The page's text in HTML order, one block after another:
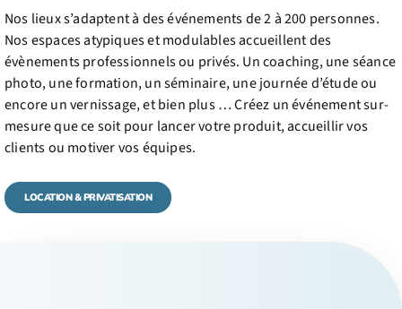
Nos lieux s’adaptent à des événements de 2 à 200 personnes.
Nos espaces atypiques et modulables accueillent des
évènements professionnels ou privés. Un coaching, une séance
photo, une formation, un séminaire, une journée d’étude ou
encore un vernissage, et bien plus … Créez un événement sur-
mesure que ce soit pour lancer votre produit, accueillir vos
clients ou motiver vos équipes.
LOCATION & PRIVATISATION